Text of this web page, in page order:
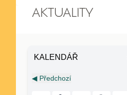
AKTUALITY
KALENDÁŘ
◀ Předchozí